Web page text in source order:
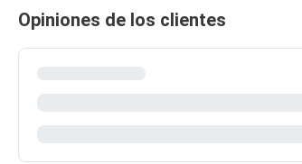
Opiniones de los clientes